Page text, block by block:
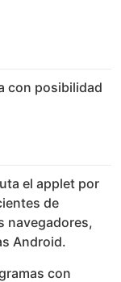
con posibilidad
el applet por
de
navegadores,
Android.
con